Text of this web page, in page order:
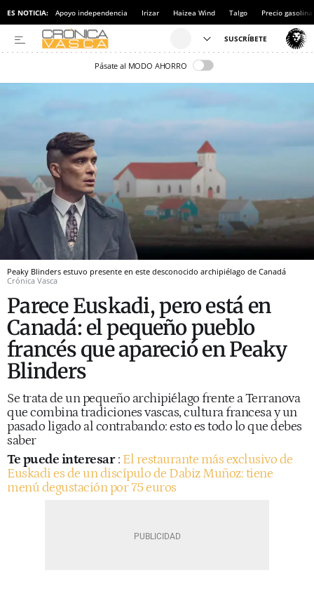
ES NOTICIA: Apoyo independencia Irizar Haizea Wind Talgo Precio gasolina
Pásate al MODO AHORRO
Peaky Blinders estuvo presente en este desconocido archipiélago de Canadá
Crónica Vasca
Parece Euskadi, pero está en
Canadá: el pequeño pueblo
francés que apareció en Peaky
Blinders
Se trata de un pequeño archipiélago frente a Terranova
que combina tradiciones vascas, cultura francesa y un
pasado ligado al contrabando: esto es todo lo que debes
saber
Te puede interesar : El restaurante más exclusivo de
Euskadi es de un discípulo de Dabiz Muñoz: tiene
menú degustación por 75 euros